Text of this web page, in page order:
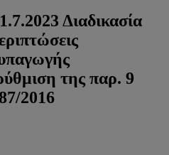
Διαδικασία
της παρ. 9
2016